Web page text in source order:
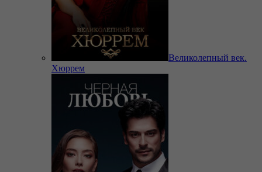
Великолепный век.
Хюррем